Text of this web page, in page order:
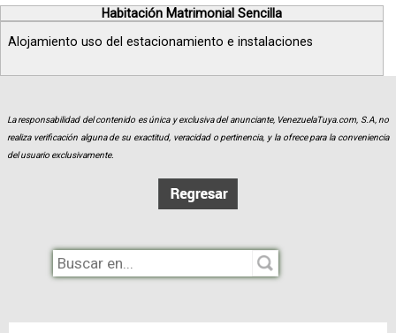
Habitación Matrimonial Sencilla
Alojamiento uso del estacionamiento e instalaciones
La responsabilidad del contenido es única y exclusiva del anunciante, VenezuelaTuya.com, S.A, no
realiza verificación alguna de su exactitud, veracidad o pertinencia, y la ofrece para la conveniencia
del usuario exclusivamente.